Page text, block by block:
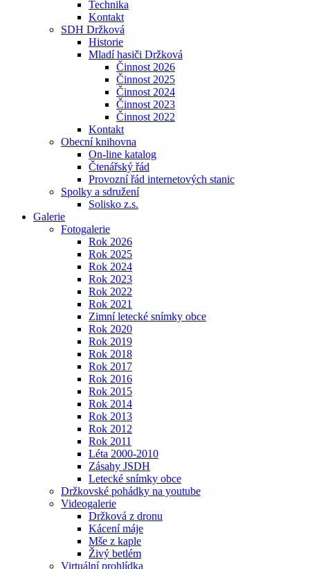
Technika
Kontakt
SDH Držková
Historie
Mladí hasiči Držková
Činnost 2026
Činnost 2025
Činnost 2024
Činnost 2023
Činnost 2022
Kontakt
Obecní knihovna
On-line katalog
Čtenářský řád
Provozní řád internetových stanic
Spolky a sdružení
Solisko z.s.
Galerie
Fotogalerie
Rok 2026
Rok 2025
Rok 2024
Rok 2023
Rok 2022
Rok 2021
Zimní letecké snímky obce
Rok 2020
Rok 2019
Rok 2018
Rok 2017
Rok 2016
Rok 2015
Rok 2014
Rok 2013
Rok 2012
Rok 2011
Léta 2000-2010
Zásahy JSDH
Letecké snímky obce
Držkovské pohádky na youtube
Videogalerie
Držková z dronu
Kácení máje
Mše z kaple
Živý betlém
Virtuální prohlídka